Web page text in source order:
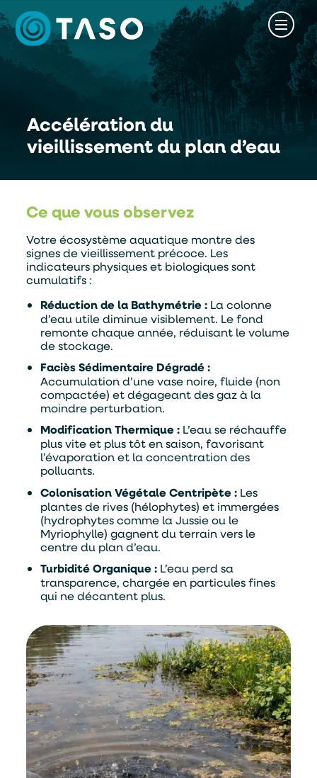
Accélération du
vieillissement du plan d’eau
Ce que vous observez
Votre écosystème aquatique montre des
signes de vieillissement précoce. Les
indicateurs physiques et biologiques sont
cumulatifs :
Réduction de la Bathymétrie : La colonne
d’eau utile diminue visiblement. Le fond
remonte chaque année, réduisant le volume
de stockage.
Faciès Sédimentaire Dégradé :
Accumulation d’une vase noire, fluide (non
compactée) et dégageant des gaz à la
moindre perturbation.
Modification Thermique : L’eau se réchauffe
plus vite et plus tôt en saison, favorisant
l’évaporation et la concentration des
polluants.
Colonisation Végétale Centripète : Les
plantes de rives (hélophytes) et immergées
(hydrophytes comme la Jussie ou le
Myriophylle) gagnent du terrain vers le
centre du plan d’eau.
Turbidité Organique : L’eau perd sa
transparence, chargée en particules fines
qui ne décantent plus.